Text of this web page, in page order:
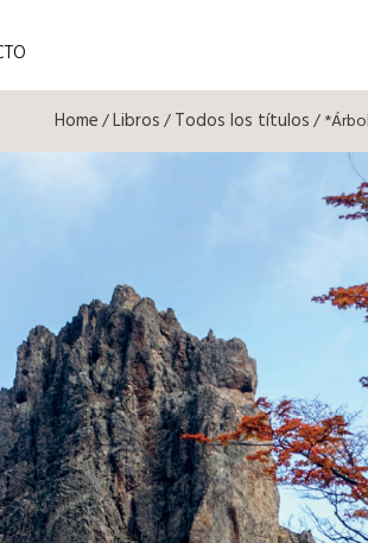
Home/Libros/Todos los títulos/ *Árbol